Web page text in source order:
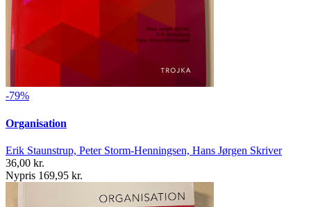
-79%
Organisation
Erik Staunstrup, Peter Storm-Henningsen, Hans Jørgen Skriver
36,00 kr.
Nypris 169,95 kr.